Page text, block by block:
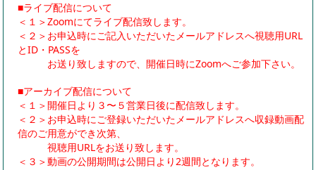
■ライブ配信について
＜１＞Zoomにてライブ配信致します。
＜２＞お申込時にご記入いただいたメールアドレスへ視聴用URL
とID・PASSを
お送り致しますので、開催日時にZoomへご参加下さい。
■アーカイブ配信について
＜１＞開催日より３〜５営業日後に配信致します。
＜２＞お申込時にご登録いただいたメールアドレスへ収録動画配
信のご用意ができ次第、
視聴用URLをお送り致します。
＜３＞動画の公開期間は公開日より2週間となります。